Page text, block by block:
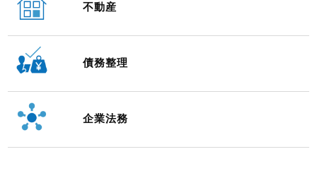
不動産
債務整理
企業法務